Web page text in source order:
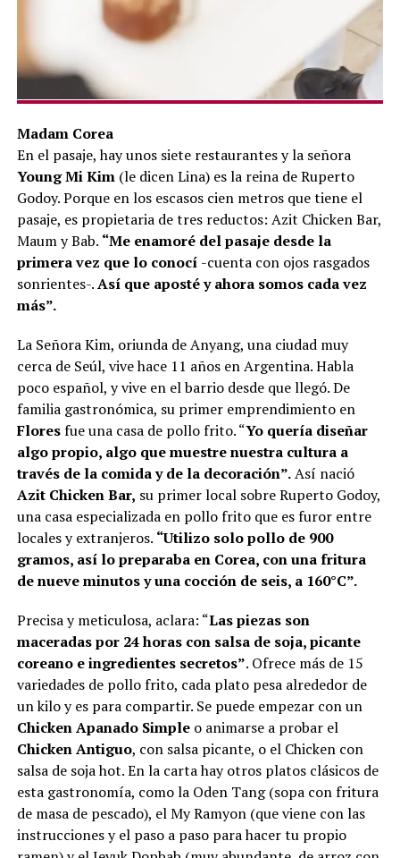
Madam Corea
En el pasaje, hay unos siete restaurantes y la señora
Young Mi Kim(le dicen Lina) es la reina de Ruperto
Godoy. Porque en los escasos cien metros que tiene el
pasaje, es propietaria de tres reductos: Azit Chicken Bar,
Maum y Bab. “Me enamoré del pasaje desde la
primera vez que lo conocí -cuenta con ojos rasgados
sonrientes-.Así que aposté y ahora somos cada vez
más”.
La Señora Kim, oriunda de Anyang, una ciudad muy
cerca de Seúl, vive hace 11 años en Argentina. Habla
poco español, y vive en el barrio desde que llegó. De
familia gastronómica, su primer emprendimiento en
Floresfue una casa de pollo frito. “Yo quería diseñar
algo propio, algo que muestre nuestra cultura a
través de la comida y de la decoración”.Así nació
Azit Chicken Bar, su primer local sobre Ruperto Godoy,
una casa especializada en pollo frito que es furor entre
locales y extranjeros. “Utilizo solo pollo de 900
gramos, así lo preparaba en Corea, con una fritura
de nueve minutos y una cocción de seis, a 160°C”.
Precisa y meticulosa, aclara: “Las piezas son
maceradas por 24 horas con salsa de soja, picante
coreano e ingredientes secretos”. Ofrece más de 15
variedades de pollo frito, cada plato pesa alrededor de
un kilo y es para compartir. Se puede empezar con un
Chicken Apanado Simpleo animarse a probar el
Chicken Antiguo, con salsa picante, o el Chicken con
salsa de soja hot. En la carta hay otros platos clásicos de
esta gastronomía, como la Oden Tang (sopa con fritura
de masa de pescado), el My Ramyon (que viene con las
instrucciones y el paso a paso para hacer tu propio